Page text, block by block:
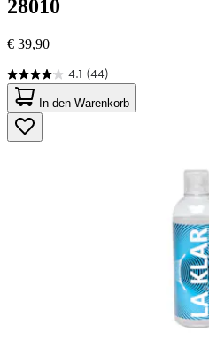
28010
€ 39,90
4.1 (44)
4.1
von
5
Sternen.
44
In den Warenkorb